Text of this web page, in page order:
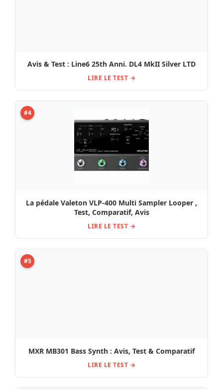
Avis & Test : Line6 25th Anni. DL4 MkII Silver LTD
LIRE LE TEST →
#4
La pédale Valeton VLP-400 Multi Sampler Looper ,
Test, Comparatif, Avis
LIRE LE TEST →
#5
MXR MB301 Bass Synth : Avis, Test & Comparatif
LIRE LE TEST →